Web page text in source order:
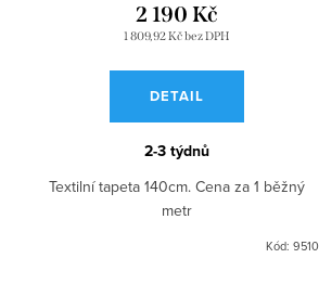
1 809,92 Kč bez DPH
2 190 Kč
DETAIL
2-3 týdnů
Textilní tapeta 140cm. Cena za 1 běžný
metr
Kód: 9510